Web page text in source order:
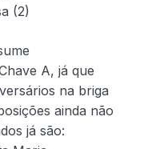
(2)
A, já que
na briga
ainda não
já são: